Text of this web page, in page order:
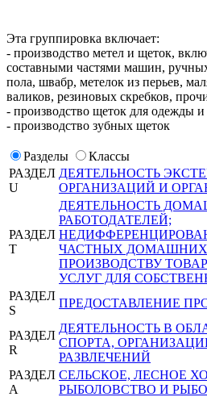
Эта группировка включает:
- производство метел и щеток,
составными частями машин,
пола, швабр, метелок из перьев,
валиков, резиновых скребков,
- производство щеток для одежды и
- производство зубных щеток
Разделы
Классы
РАЗДЕЛ
U
ДЕЯТЕЛЬНОСТЬ
ОРГАНИЗАЦИЙ И
РАЗДЕЛ
T
ДЕЯТЕЛЬНОСТЬ
РАБОТОДАТЕЛЕЙ;
ЧАСТНЫХ ДОМАШНИХ
ПРОИЗВОДСТВУ
УСЛУГ ДЛЯ
РАЗДЕЛ
S
ПРЕДОСТАВЛЕНИЕ
РАЗДЕЛ
R
ДЕЯТЕЛЬНОСТЬ В
СПОРТА,
РАЗВЛЕЧЕНИЙ
РАЗДЕЛ
A
СЕЛЬСКОЕ, ЛЕСНОЕ
РЫБОЛОВСТВО И